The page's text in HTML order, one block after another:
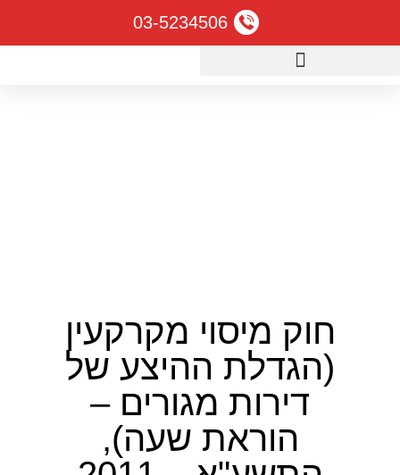
03-5234506
חוק מיסוי מקרקעין
(הגדלת ההיצע של
דירות מגורים –
הוראת שעה),